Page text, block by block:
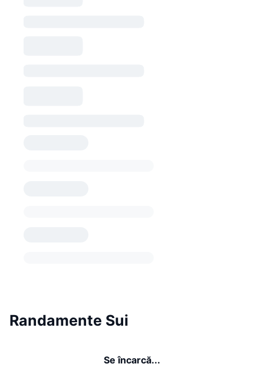
Randamente Sui
Se încarcă...